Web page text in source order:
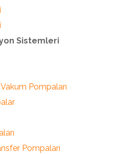
Sistemleri
Pompaları
Pompaları